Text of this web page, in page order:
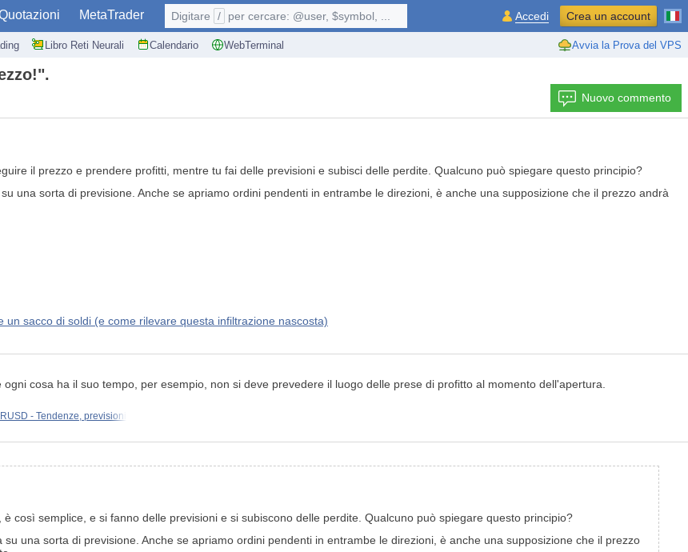
MetaTrader
Libro Reti Neurali Calendario WebTerminal Avvia la Prova del VPS
Digitare / per cercare: @user, $symbol, ... Accedi Crea un account
Nuovo commento
il prezzo e prendere profitti, mentre tu fai delle previsioni e subisci delle perdite. Qualcuno può spiegare questo principio?
una sorta di previsione. Anche se apriamo ordini pendenti in entrambe le direzioni, è anche una supposizione che il prezzo andrà
sacco di soldi (e come rilevare questa infiltrazione nascosta)
cosa ha il suo tempo, per esempio, non si deve prevedere il luogo delle prese di profitto al momento dell'apertura.
- Tendenze, previsioni
così semplice, e si fanno delle previsioni e si subiscono delle perdite. Qualcuno può spiegare questo principio?
una sorta di previsione. Anche se apriamo ordini pendenti in entrambe le direzioni, è anche una supposizione che il prezzo